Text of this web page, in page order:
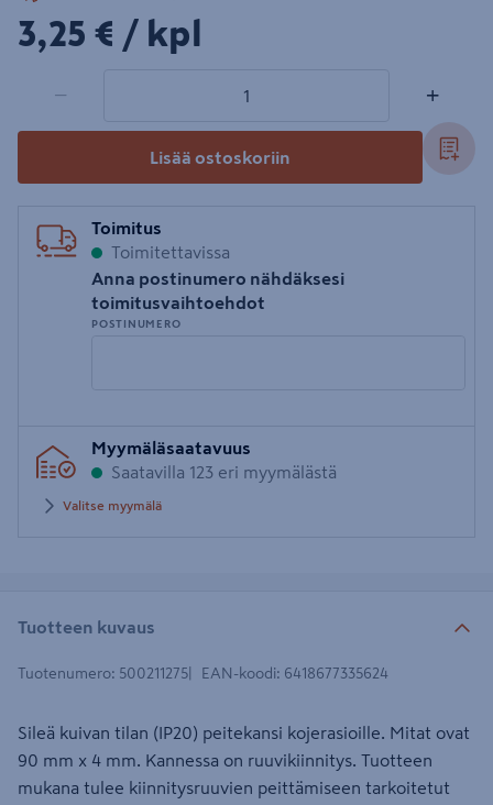
3,25€/kpl
3,25 € / kpl
− +
Lisää ostoskoriin
Toimitus
Toimitettavissa
Anna postinumero nähdäksesi
toimitusvaihtoehdot
POSTINUMERO
postinumero
Myymäläsaatavuus
Saatavilla 123 eri myymälästä
Valitse myymälä
Tuotteen kuvaus
Tuotenumero: 500211275 EAN-koodi: 6418677335624
Sileä kuivan tilan (IP20) peitekansi kojerasioille. Mitat ovat
90 mm x 4 mm. Kannessa on ruuvikiinnitys. Tuotteen
mukana tulee kiinnitysruuvien peittämiseen tarkoitetut